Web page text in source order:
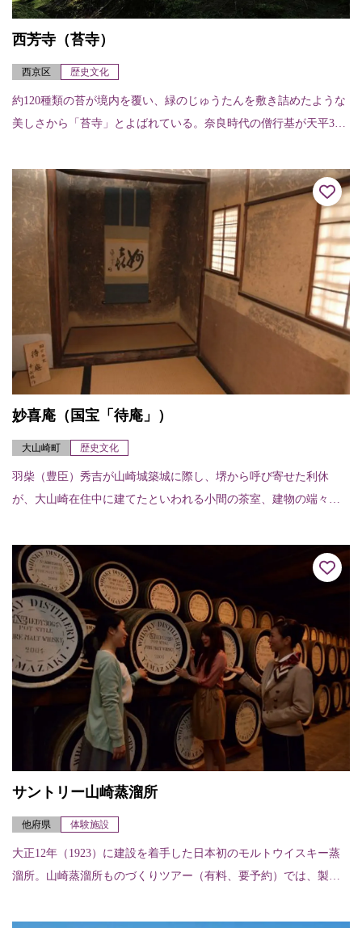
西芳寺（苔寺）
西京区 歴史文化
約120種類の苔が境内を覆い、緑のじゅうたんを敷き詰めたような
美しさから「苔寺」とよばれている。奈良時代の僧行基が天平3年
に夢窓...
妙喜庵（国宝「待庵」）
大山崎町 歴史文化
羽柴（豊臣）秀吉が山崎城築城に際し、堺から呼び寄せた利休
が、大山崎在住中に建てたといわれる小間の茶室、建物の端々に
例のない地下窓をあけて...
サントリー山崎蒸溜所
他府県 体験施設
大正12年（1923）に建設を着手した日本初のモルトウイスキー蒸
溜所。山崎蒸溜所ものづくりツアー（有料、要予約）では、製造
のテイスティン...